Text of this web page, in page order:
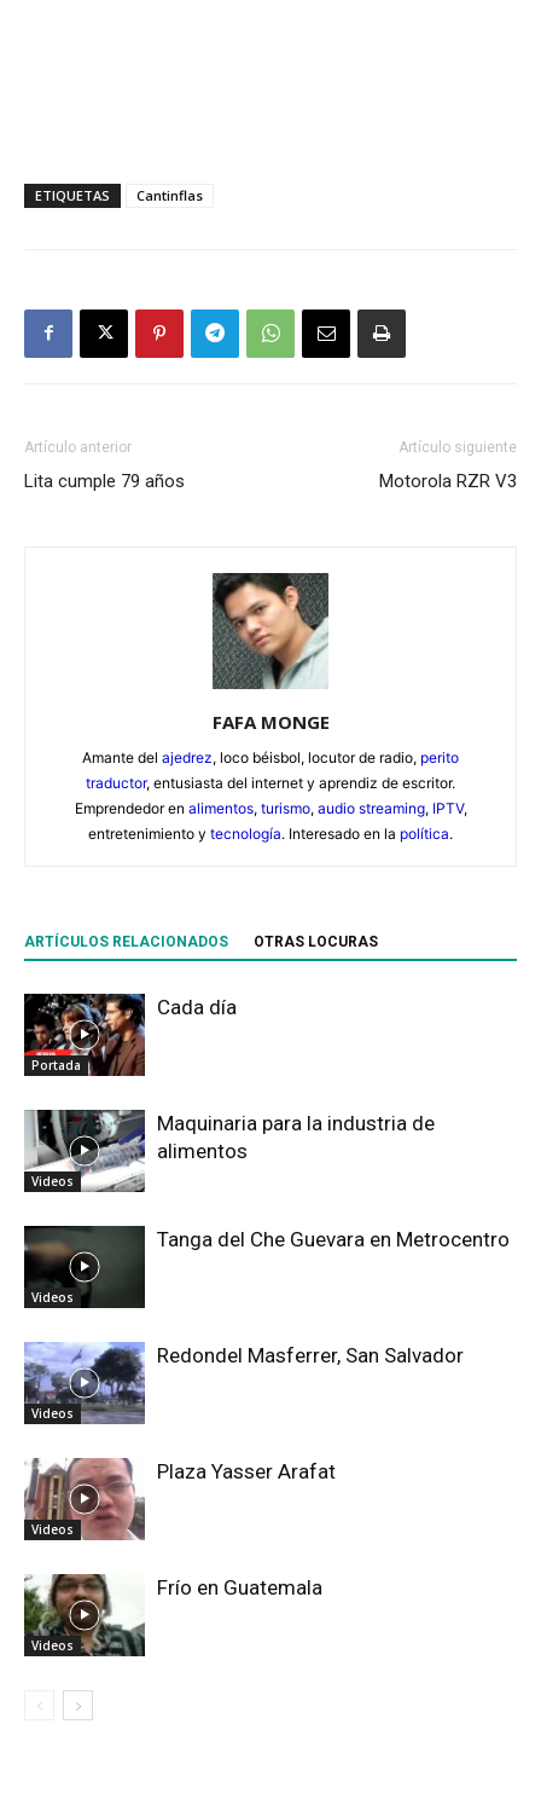
ETIQUETAS Cantinflas
Artículo anterior
Lita cumple 79 años
Artículo siguiente
Motorola RZR V3
FAFA MONGE
Amante del ajedrez, loco béisbol, locutor de radio, perito
traductor, entusiasta del internet y aprendiz de escritor.
Emprendedor en alimentos, turismo, audio streaming, IPTV,
entretenimiento y tecnología. Interesado en la política.
ARTÍCULOS RELACIONADOS OTRAS LOCURAS
Portada
Cada día
Videos
Maquinaria para la industria de
alimentos
Videos
Tanga del Che Guevara en Metrocentro
Videos
Redondel Masferrer, San Salvador
Videos
Plaza Yasser Arafat
Videos
Frío en Guatemala